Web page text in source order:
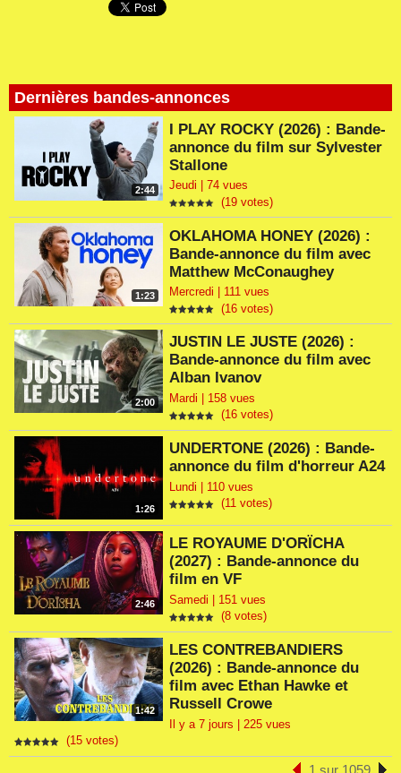
Dernières bandes-annonces
2:44
I PLAY ROCKY (2026) : Bande-
annonce du film sur Sylvester
Stallone
Jeudi | 74 vues
(19 votes)
1:23
OKLAHOMA HONEY (2026) :
Bande-annonce du film avec
Matthew McConaughey
Mercredi | 111 vues
(16 votes)
2:00
JUSTIN LE JUSTE (2026) :
Bande-annonce du film avec
Alban Ivanov
Mardi | 158 vues
(16 votes)
1:26
UNDERTONE (2026) : Bande-
annonce du film d'horreur A24
Lundi | 110 vues
(11 votes)
2:46
LE ROYAUME D'ORÏCHA
(2027) : Bande-annonce du
film en VF
Samedi | 151 vues
(8 votes)
1:42
LES CONTREBANDIERS
(2026) : Bande-annonce du
film avec Ethan Hawke et
Russell Crowe
Il y a 7 jours | 225 vues
(15 votes)
1 sur 1059